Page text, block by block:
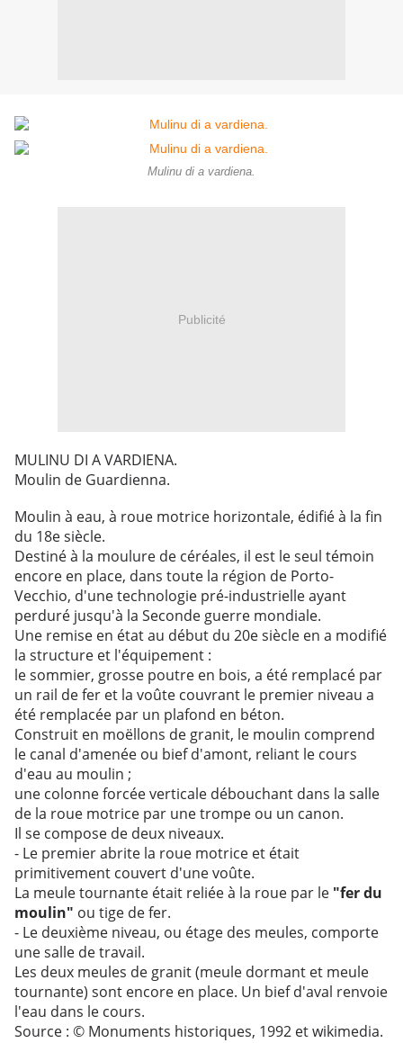
Mulinu di a vardiena.
Publicité
MULINU DI A VARDIENA.
Moulin de Guardienna.
Moulin à eau, à roue motrice horizontale, édifié à la fin
du 18e siècle.
Destiné à la moulure de céréales, il est le seul témoin
encore en place, dans toute la région de Porto-
Vecchio, d'une technologie pré-industrielle ayant
perduré jusqu'à la Seconde guerre mondiale.
Une remise en état au début du 20e siècle en a modifié
la structure et l'équipement :
le sommier, grosse poutre en bois, a été remplacé par
un rail de fer et la voûte couvrant le premier niveau a
été remplacée par un plafond en béton.
Construit en moëllons de granit, le moulin comprend
le canal d'amenée ou bief d'amont, reliant le cours
d'eau au moulin ;
une colonne forcée verticale débouchant dans la salle
de la roue motrice par une trompe ou un canon.
Il se compose de deux niveaux.
- Le premier abrite la roue motrice et était
primitivement couvert d'une voûte.
La meule tournante était reliée à la roue par le "fer du
moulin" ou tige de fer.
- Le deuxième niveau, ou étage des meules, comporte
une salle de travail.
Les deux meules de granit (meule dormant et meule
tournante) sont encore en place. Un bief d'aval renvoie
l'eau dans le cours.
Source : © Monuments historiques, 1992 et wikimedia.